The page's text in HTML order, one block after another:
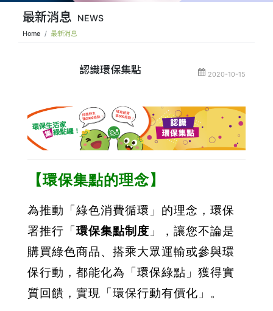
最新消息 NEWS
Home 最新消息
認識環保集點 2020-10-15
【環保集點的理念】
為推動「綠色消費循環」的理念，環保
署推行「 環保集點制度 」，讓您不論是
購買綠色商品、搭乘大眾運輸或參與環
保行動，都能化為「環保綠點」獲得實
質回饋，實現「環保行動有價化」。